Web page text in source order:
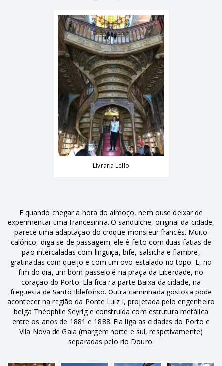
Livraria Lello
E quando chegar a hora do almoço, nem ouse deixar de
experimentar uma francesinha. O sanduíche, original da cidade,
parece uma adaptação do croque-monsieur francês. Muito
calórico, diga-se de passagem, ele é feito com duas fatias de
pão intercaladas com linguiça, bife, salsicha e fiambre,
gratinadas com queijo e com um ovo estalado no topo. E, no
fim do dia, um bom passeio é na praça da Liberdade, no
coração do Porto. Ela fica na parte Baixa da cidade, na
freguesia de Santo Ildefonso. Outra caminhada gostosa pode
acontecer na região da Ponte Luiz I, projetada pelo engenheiro
belga Théophile Seyrig e construída com estrutura metálica
entre os anos de 1881 e 1888. Ela liga as cidades do Porto e
Vila Nova de Gaia (margem norte e sul, respetivamente)
separadas pelo rio Douro.